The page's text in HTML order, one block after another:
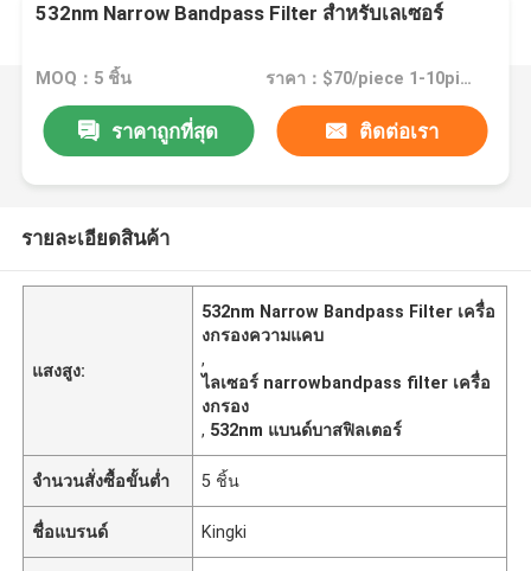
532nm Narrow Bandpass Filter สําหรับเลเซอร์
MOQ：5 ชิ้น ราคา：$70/piece 1-10pieces; $65/piece 11-50pieces; $60/piece >=51pieces
ราคาถูกที่สุด ติดต่อเรา
รายละเอียดสินค้า
แสงสูง:
532nm Narrow Bandpass Filter เครื่อ
งกรองความแคบ
,
ไลเซอร์ narrowbandpass filter เครื่อ
งกรอง
, 532nm แบนด์บาสฟิลเตอร์
จำนวนสั่งซื้อขั้นต่ำ 5 ชิ้น
ชื่อแบรนด์ Kingki